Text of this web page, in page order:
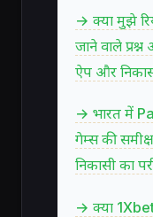
→ क्या मुझे
जाने वाले
ऐप और
→ भारत में
गेम्स की
निकासी का
→ क्या